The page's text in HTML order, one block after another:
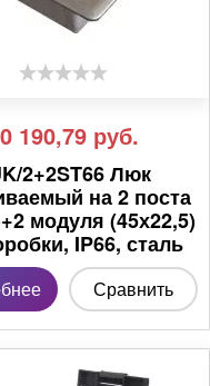
190,79 руб.
2+2ST66 Люк
на 2 поста
модуля (45х22,5)
IP66, сталь
Сравнить